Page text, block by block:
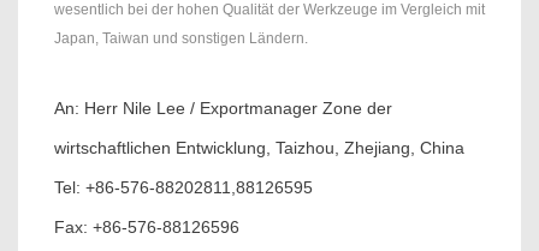
wesentlich bei der hohen Qualität der Werkzeuge im Vergleich mit
Japan, Taiwan und sonstigen Ländern.
An: Herr Nile Lee / Exportmanager Zone der
wirtschaftlichen Entwicklung, Taizhou, Zhejiang, China
Tel: +86-576-88202811,88126595
Fax: +86-576-88126596